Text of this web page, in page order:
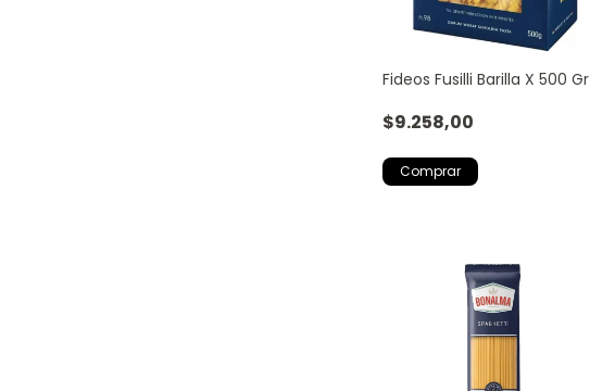
Fideos Fusilli Barilla X 500 Gr
$9.258,00